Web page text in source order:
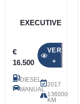
EXECUTIVE
€
16.500
VER
+
DIESEL
MANUAL
2017
136000
KM